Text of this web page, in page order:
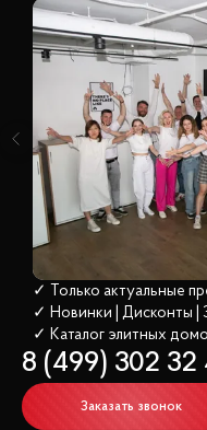
✓ Только актуальные
✓ Новинки | Дисконты |
✓ Каталог элитных
8 (499) 302 32
Заказать звонок